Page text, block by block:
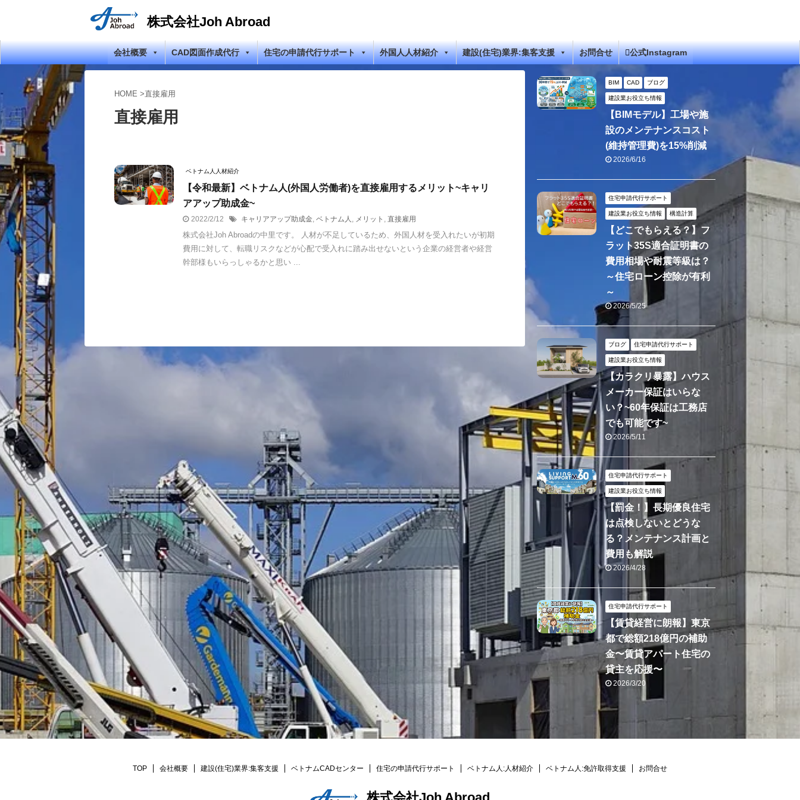
株式会社Joh Abroad
会社概要 CAD図面作成代行 住宅の申請代行サポート 外国人人材紹介 建設(住宅)業界:集客支援 お問合せ 公式Instagram
HOME >直接雇用
直接雇用
ベトナム人人材紹介
【令和最新】ベトナム人(外国人労働者)を直接雇用するメリット~キャリ
アアップ助成金~
2022/2/12 キャリアアップ助成金, ベトナム人 , メリット , 直接雇用
株式会社Joh Abroadの中里です。 人材が不足しているため、外国人材を受入れたいが初期
費用に対して、転職リスクなどが心配で受入れに踏み出せないという企業の経営者や経営
幹部様もいらっしゃるかと思い ...
BIM CAD ブログ
建設業お役立ち情報
【BIMモデル】工場や施
設のメンテナンスコスト
(維持管理費)を15%削減
2026/6/16
住宅申請代行サポート
建設業お役立ち情報 構造計算
【どこでもらえる？】フ
ラット35S適合証明書の
費用相場や耐震等級は？
～住宅ローン控除が有利
～
2026/5/25
ブログ 住宅申請代行サポート
建設業お役立ち情報
【カラクリ暴露】ハウス
メーカー保証はいらな
い？~60年保証は工務店
でも可能です~
2026/5/11
住宅申請代行サポート
建設業お役立ち情報
【罰金！】長期優良住宅
は点検しないとどうな
る？メンテナンス計画と
費用も解説
2026/4/28
住宅申請代行サポート
【賃貸経営に朗報】東京
都で総額218億円の補助
金〜賃貸アパート住宅の
貸主を応援〜
2026/3/20
TOP 会社概要 建設(住宅)業界:集客支援 ベトナムCADセンター 住宅の申請代行サポート ベトナム人:人材紹介 ベトナム人:免許取得支援 お問合せ